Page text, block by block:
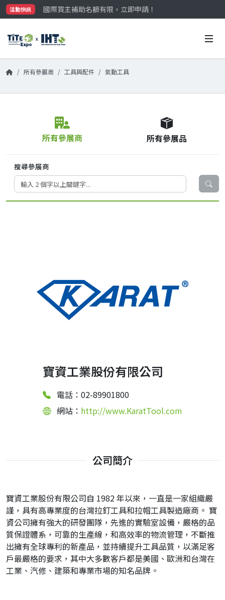
活動快訊
國際買主補助名額有限，立即申請！
參觀門票開放申請中‼️
國際買主補助名額有限，立即申請！
所有參展商 工具與配件 氣動工具
所有參展商 所有參展品
搜尋參展商
寶資工業股份有限公司
電話：02-89901800
網站： http://www.KaratTool.com
公司簡介
寶資工業股份有限公司自 1982 年以來，一直是一家組織嚴
謹，具有高專業度的台灣拉釘工具和拉帽工具製造廠商。 寶
資公司擁有強大的研發團隊，先進的實驗室設備，嚴格的品
質保證體系，可靠的生產線，和高效率的物流管理，不斷推
出擁有全球專利的新產品，並持續提升工具品質，以滿足客
戶最嚴格的要求，其中大多數客戶都是美國、歐洲和台灣在
工業、汽修、建築和專業市場的知名品牌。